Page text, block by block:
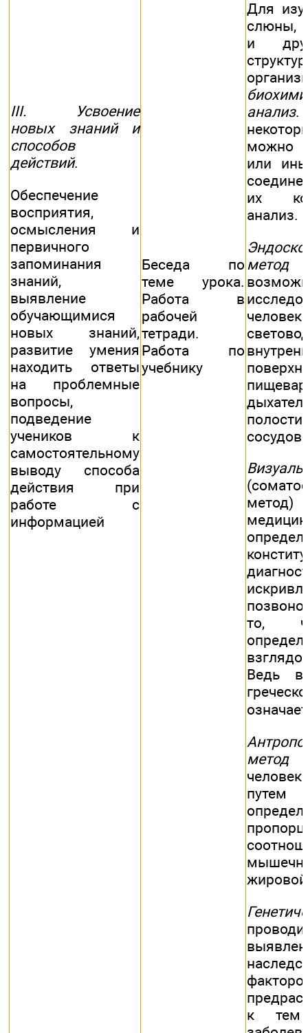
III. Усвоение
новых знаний и
способов
действий.
Обеспечение
восприятия,
осмысления и
первичного
запоминания
знаний,
выявление
обучающимися
новых знаний,
развитие умения
находить ответы
на проблемные
вопросы,
подведение
учеников к
самостоятельному
выводу способа
действия при
работе с
информацией
Беседа по
теме урока.
Работа в
рабочей
тетради.
Работа по
учебнику
Для
слюны,
и
анализ.
можно
или
их
анализ.
метод
сосудов.
метод)
то,
Ведь в
метод
путем
к